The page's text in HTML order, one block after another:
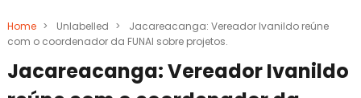
Home > Unlabelled >
Jacareacanga: Vereador Ivanildo reúne
com o coordenador da FUNAI sobre projetos.
Jacareacanga: Vereador Ivanildo